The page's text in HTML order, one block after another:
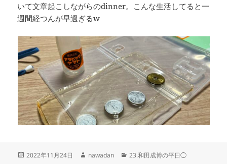
いて文章起こしながらのdinner。こんな生活してると一
週間経つんが早過ぎるw
投
2022年11月24日
作
nawadan
カ
23.和田成博の平日◯